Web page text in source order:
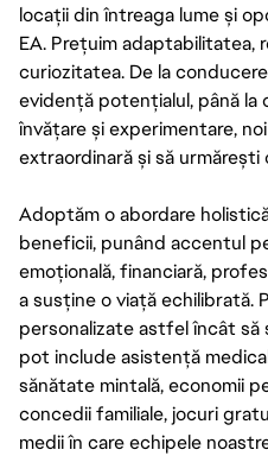
locații din întreaga lume și
EA. Prețuim adaptabilitatea,
curiozitatea. De la
evidență potențialul, până la
învățare și experimentare,
extraordinară și să
Adoptăm o abordare
beneficii, punând accentul
emoțională, financiară,
a susține o viață echilibrată.
personalizate astfel încât să
pot include asistență
sănătate mintală, economii
concedii familiale, jocuri
medii în care echipele